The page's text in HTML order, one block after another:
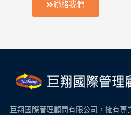
聯絡我們
巨翔國際管理顧問有限公司，擁有專